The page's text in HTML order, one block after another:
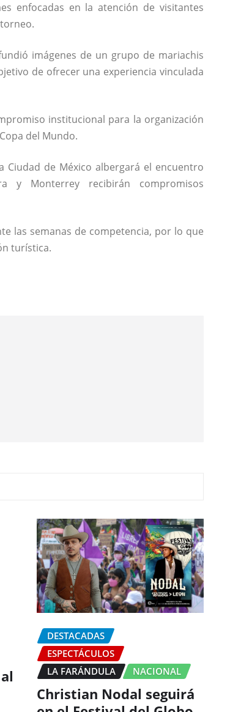
enfocadas en la atención de visitantes
imágenes de un grupo de mariachis
de ofrecer una experiencia vinculada
institucional para la organización
del Mundo.
Ciudad de México albergará el encuentro
y Monterrey recibirán compromisos
las semanas de competencia, por lo que
turística.
DESTACADAS
ESPECTÁCULOS
LA FARÁNDULA
NACIONAL
Christian Nodal seguirá